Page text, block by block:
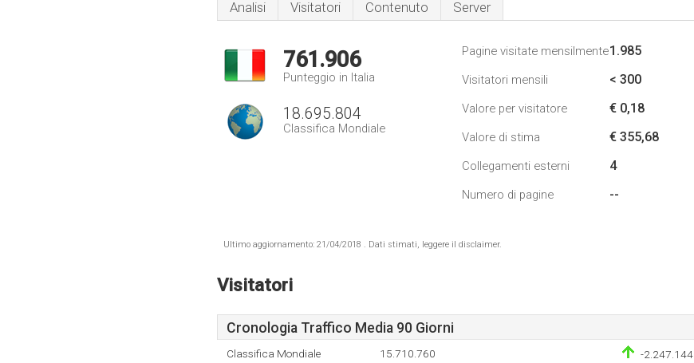
Analisi Visitatori Contenuto Server
761.906
Punteggio in Italia
18.695.804
Classifica Mondiale
Pagine visitate mensilmente1.985
Visitatori mensili < 300
Valore per visitatore € 0,18
Valore di stima € 355,68
Collegamenti esterni 4
Numero di pagine --
Ultimo aggiornamento: 21/04/2018 . Dati stimati, leggere il disclaimer.
Visitatori
Cronologia Traffico Media 90 Giorni
Classifica Mondiale 15.710.760 -2.247.144